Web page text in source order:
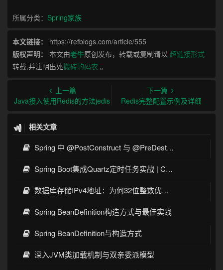
所属分类： Spring家族
本文链接：
https://refblogs.com/article/555
版权声明：
本文由老牛原创发布，转载或复制请以 超链接形式
转载,并注明出处搬砖的码农 。
上一篇
Java接入使用Redis的方法jedis
下一篇
Redis完整配置示例及详细
相关文章
Spring 中 @PostConstruct 与 @PreDestroy 的完整与实战
Spring Boot集成Quartz定时任务实战 | Cron表达式详解
数据库存储IPv4地址：为何32位整数优于字符串 | 性能分析
Spring BeanDefinition构造方式与最佳实践
Spring BeanDefinition与构造方式
深入JVM类加载机制与双亲委派模型